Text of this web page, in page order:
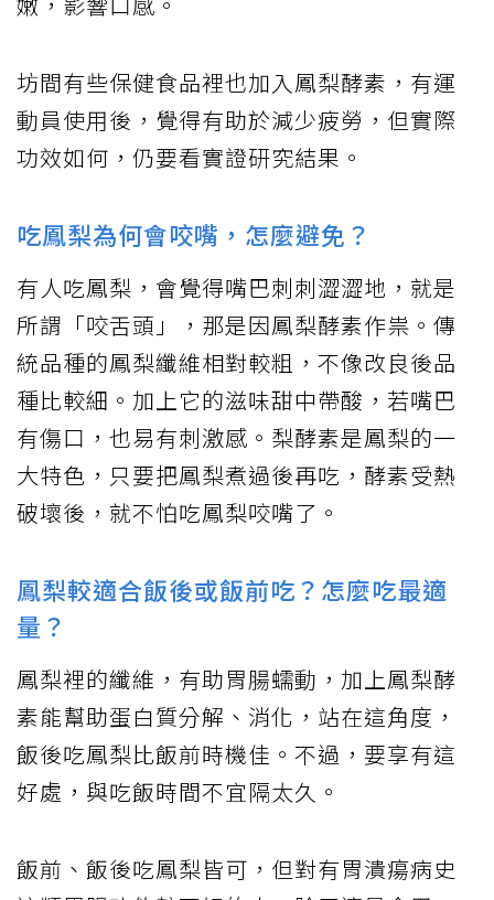
坊間有些保健食品裡也加入鳳梨酵素，有運
動員使用後，覺得有助於減少疲勞，但實際
功效如何，仍要看實證研究結果。
吃鳳梨為何會咬嘴，怎麼避免？
有人吃鳳梨，會覺得嘴巴刺刺澀澀地，就是
所謂「咬舌頭」，那是因鳳梨酵素作祟。傳
統品種的鳳梨纖維相對較粗，不像改良後品
種比較細。加上它的滋味甜中帶酸，若嘴巴
有傷口，也易有刺激感。梨酵素是鳳梨的一
大特色，只要把鳳梨煮過後再吃，酵素受熱
破壞後，就不怕吃鳳梨咬嘴了。
鳳梨較適合飯後或飯前吃？怎麼吃最適
量？
鳳梨裡的纖維，有助胃腸蠕動，加上鳳梨酵
素能幫助蛋白質分解、消化，站在這角度，
飯後吃鳳梨比飯前時機佳。不過，要享有這
好處，與吃飯時間不宜隔太久。
飯前、飯後吃鳳梨皆可，但對有胃潰瘍病史